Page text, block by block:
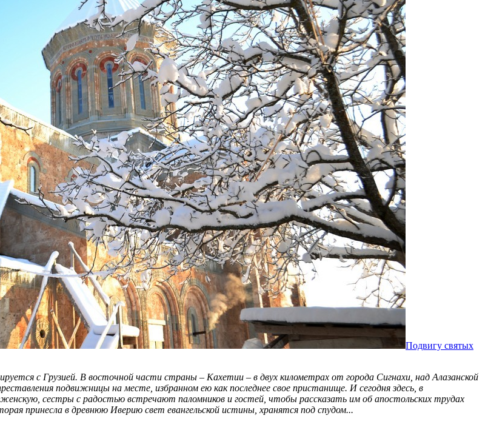
Подвигу святых
с Грузией. В восточной части страны – Кахетии – в двух километрах от города Сигнахи, над Алазанской
подвижницы на месте, избранном ею как последнее свое пристанище. И сегодня здесь, в
сестры с радостью встречают паломников и гостей, чтобы рассказать им об апостольских трудах
принесла в древнюю Иверию свет евангельской истины, хранятся под спудом...